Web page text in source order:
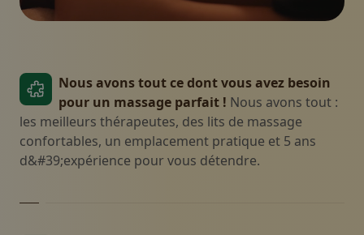
Nous avons tout ce dont vous avez besoin
pour un massage parfait ! Nous avons tout :
les meilleurs thérapeutes, des lits de massage
confortables, un emplacement pratique et 5 ans
d&#39;expérience pour vous détendre.